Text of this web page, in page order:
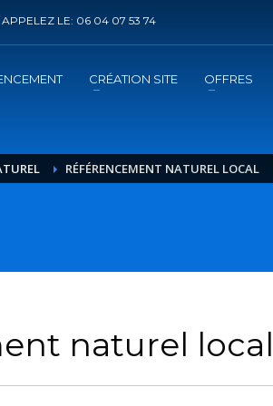
DE REFERENCEMENT ?
mail de
APPELEZ LE: 06 04 07 53 74
CRÉATION SITE OFFRES
RÉFÉRENCEMENT NATUREL LOCAL
naturel local